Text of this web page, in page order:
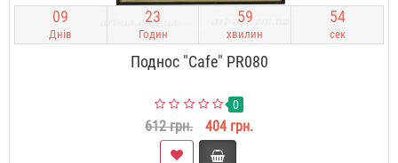
09
Днів
23
Годин
59
хвилин
53
сек
Поднос "Cafe" PR080
0
612 грн. 404 грн.